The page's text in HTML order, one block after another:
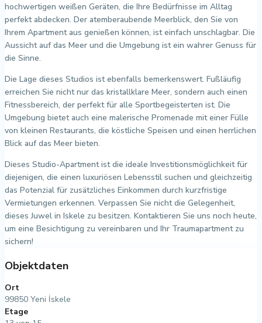
hochwertigen weißen Geräten, die Ihre Bedürfnisse im Alltag
perfekt abdecken. Der atemberaubende Meerblick, den Sie von
Ihrem Apartment aus genießen können, ist einfach unschlagbar. Die
Aussicht auf das Meer und die Umgebung ist ein wahrer Genuss für
die Sinne.
Die Lage dieses Studios ist ebenfalls bemerkenswert. Fußläufig
erreichen Sie nicht nur das kristallklare Meer, sondern auch einen
Fitnessbereich, der perfekt für alle Sportbegeisterten ist. Die
Umgebung bietet auch eine malerische Promenade mit einer Fülle
von kleinen Restaurants, die köstliche Speisen und einen herrlichen
Blick auf das Meer bieten.
Dieses Studio-Apartment ist die ideale Investitionsmöglichkeit für
diejenigen, die einen luxuriösen Lebensstil suchen und gleichzeitig
das Potenzial für zusätzliches Einkommen durch kurzfristige
Vermietungen erkennen. Verpassen Sie nicht die Gelegenheit,
dieses Juwel in Iskele zu besitzen. Kontaktieren Sie uns noch heute,
um eine Besichtigung zu vereinbaren und Ihr Traumapartment zu
sichern!
Objektdaten
Ort
99850 Yeni İskele
Etage